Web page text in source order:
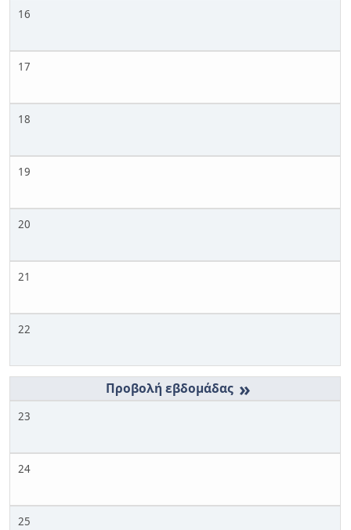
16
17
18
19
20
21
22
»
23
24
25